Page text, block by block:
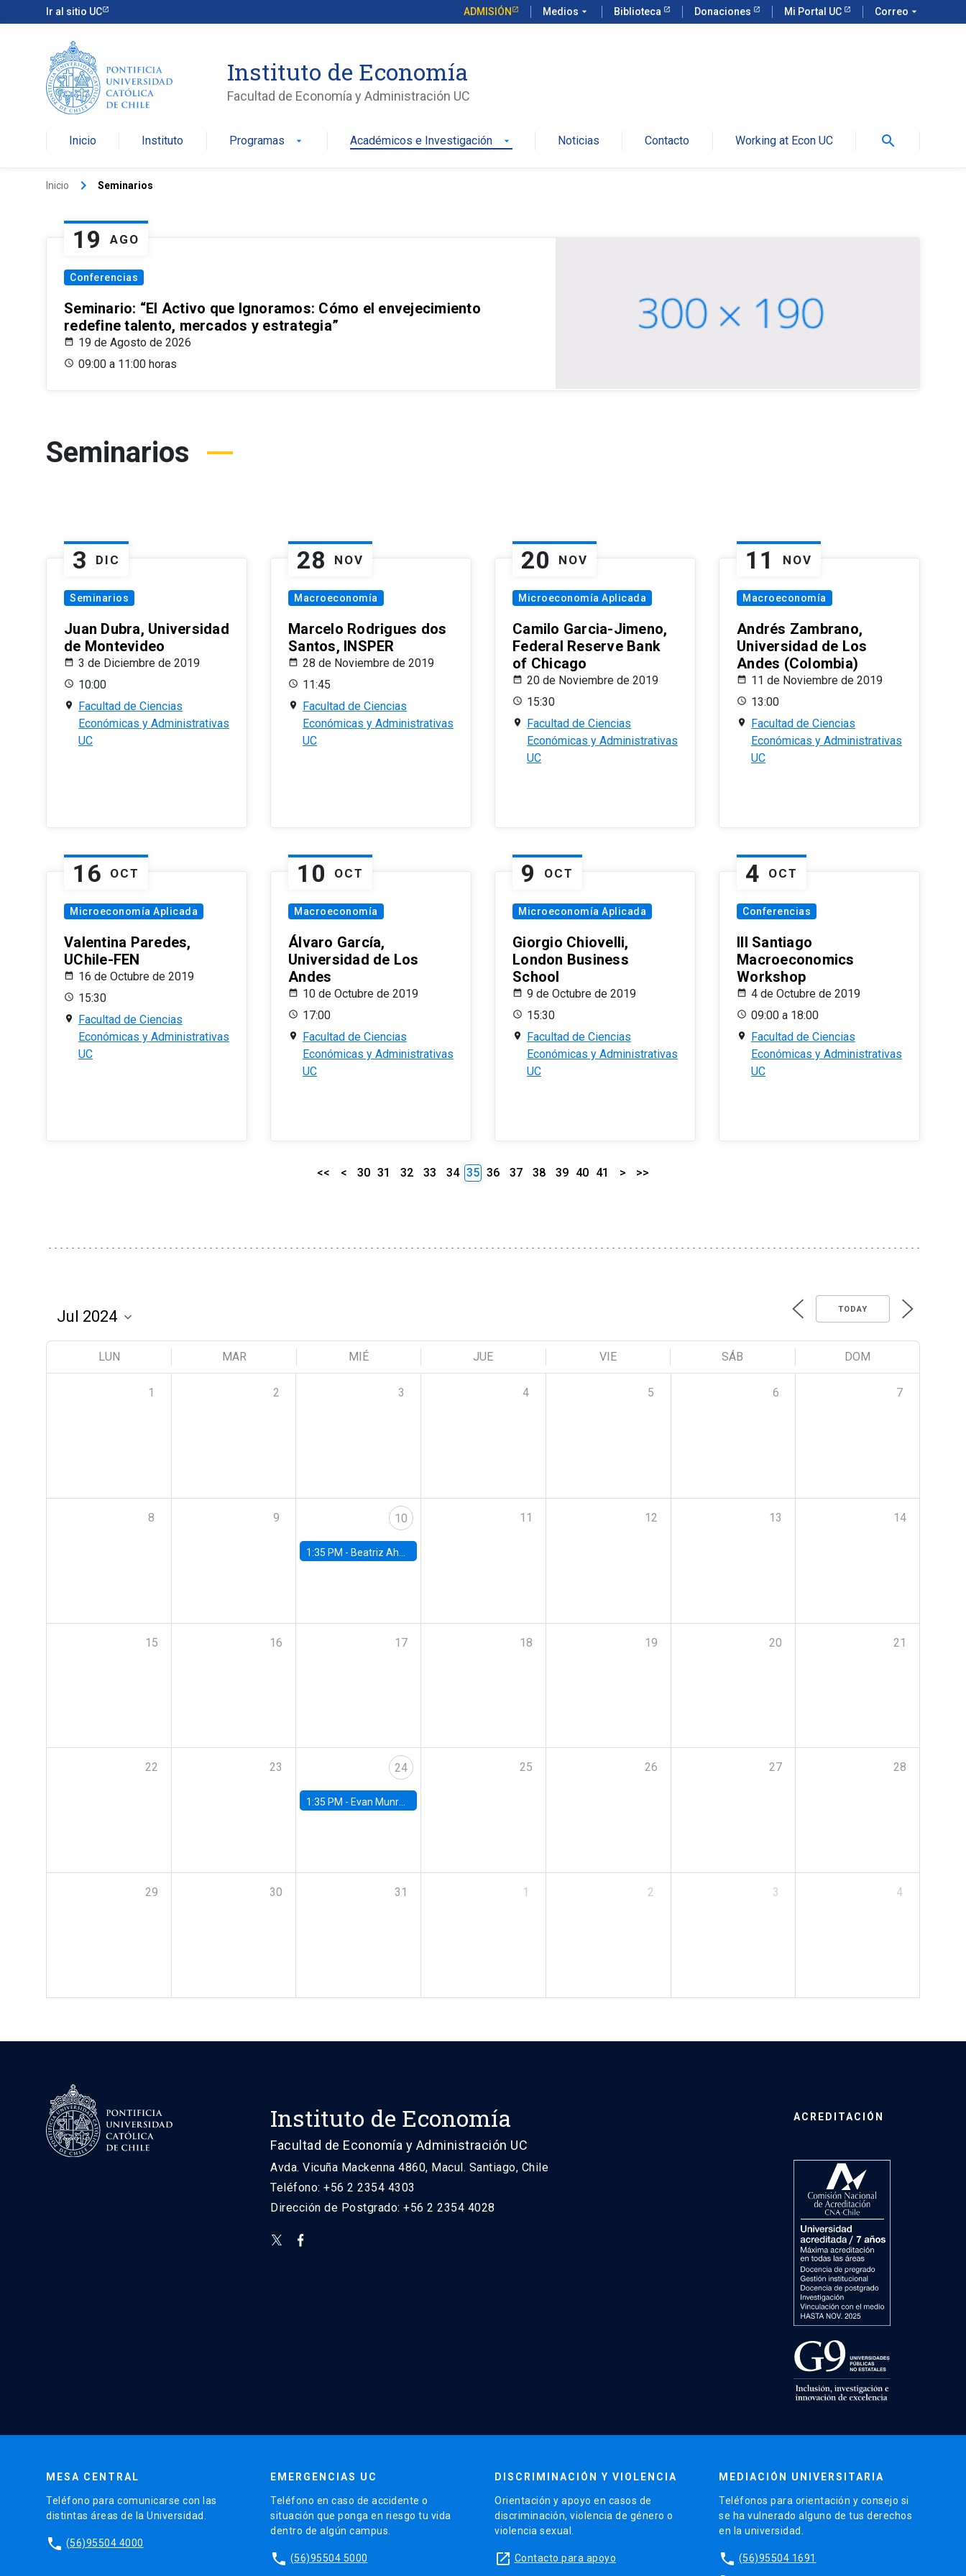
Ir al sitio UC ADMISIÓN Medios arrow_drop_down Biblioteca Donaciones Mi Portal UC Correo arrow_drop_down
Instituto de Economía
Facultad de Economía y Administración UC
Inicio Instituto Programas arrow_drop_down Académicos e Investigación arrow_drop_down Noticias Contacto Working at Econ UC search
Inicio keyboard_arrow_right Seminarios
19 AGO
Conferencias
Seminario: “El Activo que Ignoramos: Cómo el envejecimiento
redefine talento, mercados y estrategia”
19 de Agosto de 2026
09:00 a 11:00 horas
Seminarios
3 DIC
Seminarios
Juan Dubra, Universidad
de Montevideo
3 de Diciembre de 2019
10:00
Facultad de Ciencias
Económicas y Administrativas
UC
28 NOV
Macroeconomía
Marcelo Rodrigues dos
Santos, INSPER
28 de Noviembre de 2019
11:45
Facultad de Ciencias
Económicas y Administrativas
UC
20 NOV
Microeconomía Aplicada
Camilo Garcia-Jimeno,
Federal Reserve Bank
of Chicago
20 de Noviembre de 2019
15:30
Facultad de Ciencias
Económicas y Administrativas
UC
11 NOV
Macroeconomía
Andrés Zambrano,
Universidad de Los
Andes (Colombia)
11 de Noviembre de 2019
13:00
Facultad de Ciencias
Económicas y Administrativas
UC
16 OCT
Microeconomía Aplicada
Valentina Paredes,
UChile-FEN
16 de Octubre de 2019
15:30
Facultad de Ciencias
Económicas y Administrativas
UC
10 OCT
Macroeconomía
Álvaro García,
Universidad de Los
Andes
10 de Octubre de 2019
17:00
Facultad de Ciencias
Económicas y Administrativas
UC
9 OCT
Microeconomía Aplicada
Giorgio Chiovelli,
London Business
School
9 de Octubre de 2019
15:30
Facultad de Ciencias
Económicas y Administrativas
UC
4 OCT
Conferencias
III Santiago
Macroeconomics
Workshop
4 de Octubre de 2019
09:00 a 18:00
Facultad de Ciencias
Económicas y Administrativas
UC
<< < 30 31 32 33 34 35 36 37 38 39 40 41 > >>
TODAY
LUN MAR MIÉ JUE VIE SÁB DOM
1 2 3 4 5 6 7
8 9 10
1:35 PM - Beatriz Ahumada, PhD candidate, Universidad de Pittsburgh
11 12 13 14
15 16 17 18 19 20 21
22 23 24
1:35 PM - Evan Munro, Neyman Visiting Assistant Professor in the Department of Statistics at UC Berkeley
25 26 27 28
29 30 31 1 2 3 4
Instituto de Economía
Facultad de Economía y Administración UC
Avda. Vicuña Mackenna 4860, Macul. Santiago, Chile
Teléfono: +56 2 2354 4303
Dirección de Postgrado: +56 2 2354 4028
ACREDITACIÓN
MESA CENTRAL
Teléfono para comunicarse con las
distintas áreas de la Universidad.
phone (56)95504 4000
EMERGENCIAS UC
Teléfono en caso de accidente o
situación que ponga en riesgo tu vida
dentro de algún campus.
phone (56)95504 5000
DISCRIMINACIÓN Y VIOLENCIA
Orientación y apoyo en casos de
discriminación, violencia de género o
violencia sexual.
launch Contacto para apoyo
MEDIACIÓN UNIVERSITARIA
Teléfonos para orientación y consejo si
se ha vulnerado alguno de tus derechos
en la universidad.
phone (56)95504 1691